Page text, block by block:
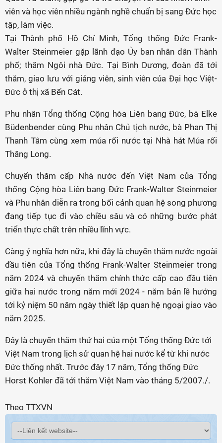
viên và học viên nhiều ngành nghề chuẩn bị sang Đức học
tập, làm việc.
Tại Thành phố Hồ Chí Minh, Tổng thống Đức Frank-
Walter Steinmeier gặp lãnh đạo Ủy ban nhân dân Thành
phố; thăm Ngôi nhà Đức. Tại Bình Dương, đoàn đã tới
thăm, giao lưu với giảng viên, sinh viên của Đại học Việt-
Đức ở thị xã Bến Cát.
Phu nhân Tổng thống Cộng hòa Liên bang Đức, bà Elke
Büdenbender cùng Phu nhân Chủ tịch nước, bà Phan Thị
Thanh Tâm cùng xem múa rối nước tại Nhà hát Múa rối
Thăng Long.
Chuyến thăm cấp Nhà nước đến Việt Nam của Tổng
thống Cộng hòa Liên bang Đức Frank-Walter Steinmeier
và Phu nhân diễn ra trong bối cảnh quan hệ song phương
đang tiếp tục đi vào chiều sâu và có những bước phát
triển thực chất trên nhiều lĩnh vực.
Càng ý nghĩa hơn nữa, khi đây là chuyến thăm nước ngoài
đầu tiên của Tổng thống Frank-Walter Steinmeier trong
năm 2024 và chuyến thăm chính thức cấp cao đầu tiên
giữa hai nước trong năm mới 2024 - năm bản lề hướng
tới kỷ niệm 50 năm ngày thiết lập quan hệ ngoại giao vào
năm 2025.
Đây là chuyến thăm thứ hai của một Tổng thống Đức tới
Việt Nam trong lịch sử quan hệ hai nước kể từ khi nước
Đức thống nhất. Trước đây 17 năm, Tổng thống Đức
Horst Kohler đã tới thăm Việt Nam vào tháng 5/2007./.
Theo TTXVN